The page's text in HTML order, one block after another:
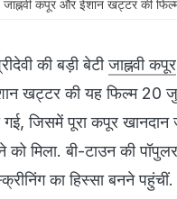
कपूर और ईशान खट्टर की
की बड़ी बेटीजाह्नवी कपूर
खट्टर की यह फिल्म 20
जिसमें पूरा कपूर खानदान
को मिला. बी-टाउन की
का हिस्सा बनने पहुंचीं.